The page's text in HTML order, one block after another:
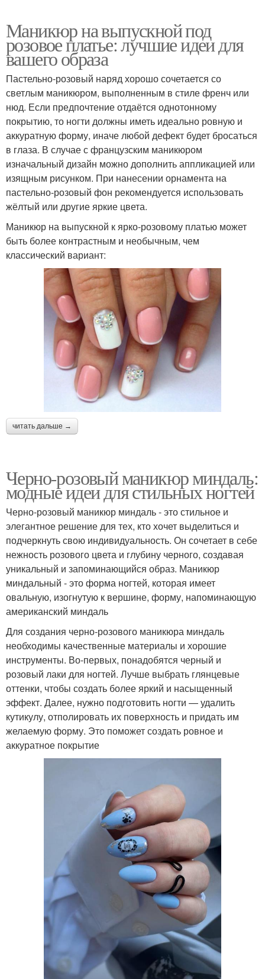
Маникюр на выпускной под
розовое платье: лучшие идеи для
вашего образа
Пастельно-розовый наряд хорошо сочетается со
светлым маникюром, выполненным в стиле френч или
нюд. Если предпочтение отдаётся однотонному
покрытию, то ногти должны иметь идеально ровную и
аккуратную форму, иначе любой дефект будет бросаться
в глаза. В случае с французским маникюром
изначальный дизайн можно дополнить аппликацией или
изящным рисунком. При нанесении орнамента на
пастельно-розовый фон рекомендуется использовать
жёлтый или другие яркие цвета.
Маникюр на выпускной к ярко-розовому платью может
быть более контрастным и необычным, чем
классический вариант:
читать дальше →
Черно-розовый маникюр миндаль:
модные идеи для стильных ногтей
Черно-розовый маникюр миндаль - это стильное и
элегантное решение для тех, кто хочет выделиться и
подчеркнуть свою индивидуальность. Он сочетает в себе
нежность розового цвета и глубину черного, создавая
уникальный и запоминающийся образ. Маникюр
миндальный - это форма ногтей, которая имеет
овальную, изогнутую к вершине, форму, напоминающую
американский миндаль
Для создания черно-розового маникюра миндаль
необходимы качественные материалы и хорошие
инструменты. Во-первых, понадобятся черный и
розовый лаки для ногтей. Лучше выбрать глянцевые
оттенки, чтобы создать более яркий и насыщенный
эффект. Далее, нужно подготовить ногти — удалить
кутикулу, отполировать их поверхность и придать им
желаемую форму. Это поможет создать ровное и
аккуратное покрытие